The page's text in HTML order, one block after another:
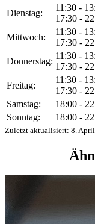
Dienstag:
11:30 -
17:30 -
Mittwoch:
11:30 -
17:30 -
Donnerstag:
11:30 -
17:30 -
Freitag:
11:30 -
17:30 -
Samstag:
18:00 -
Sonntag:
18:00 -
Zuletzt aktualisiert: 8.